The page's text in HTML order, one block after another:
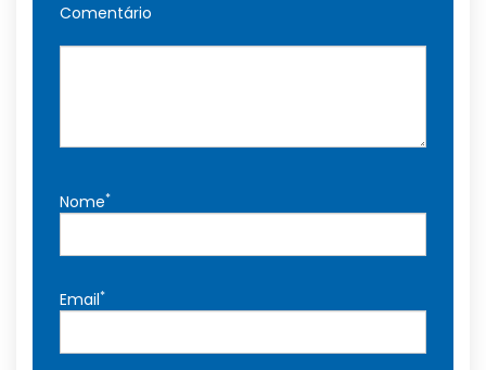
Comentário
Nome*
Email*